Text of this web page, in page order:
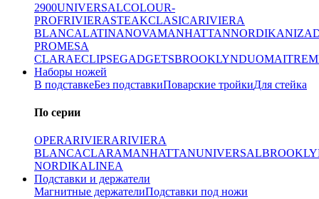
2900UNIVERSALCOLOUR-
PROFRIVIERASTEAKCLASICARIVIERA
BLANCALATINANOVAMANHATTANNORDIKANIZA
PROMESA
CLARAECLIPSEGADGETSBROOKLYNDUOMAITRE
Наборы ножей
В подставкеБез подставкиПоварские тройкиДля стейка
По серии
OPERARIVIERARIVIERA
BLANCACLARAMANHATTANUNIVERSAL
NORDIKALINEA
Подставки и держатели
Магнитные держателиПодставки под ножи